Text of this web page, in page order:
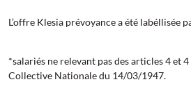
L’offre Klesia prévoyance a été labéllisée
*salariés ne relevant pas des articles 4 et
Collective Nationale du 14/03/1947.